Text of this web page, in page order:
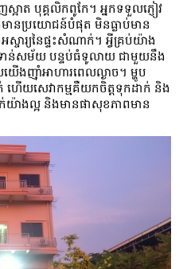
អាត បុគ្គលិកពូកែ។ អ្នកទទួលភ្ញៀវ
ានប្រយោជន៍បំផុត មិនធ្លាប់មាន
ារ្យនៃផ្ទះ​សំណាក់។ អ្វីគ្រប់យ៉ាង
ាន់សម័យ បន្ទប់ធំទូលាយ ជាមួយនឹង
យើងញ៉ាំអាហារពេលល្ងាច។ ម្ហូប​
ហើយ​សេវាកម្ម​គឺ​យក​ចិត្ត​ទុក​ដាក់ និង​
ក់យ៉ាងល្អ និងមានផាសុខភាពមាន